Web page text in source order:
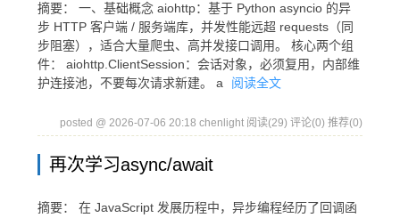
摘要： 一、基础概念 aiohttp：基于 Python asyncio 的异
步 HTTP 客户端 / 服务端库，并发性能远超 requests（同
步阻塞），适合大量爬虫、高并发接口调用。 核心两个组
件： aiohttp.ClientSession：会话对象，必须复用，内部维
护连接池，不要每次请求新建。 a
阅读全文
posted @ 2026-07-06 20:18 chenlight 阅读(29) 评论(0) 推荐(0)
再次学习async/await
摘要： 在 JavaScript 发展历程中，异步编程经历了回调函